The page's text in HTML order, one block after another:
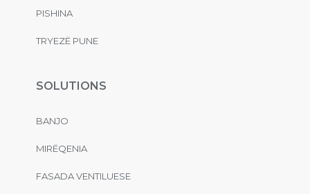
PISHINA
TRYEZË PUNE
SOLUTIONS
BANJO
MIRËQENIA
FASADA VENTILUESE